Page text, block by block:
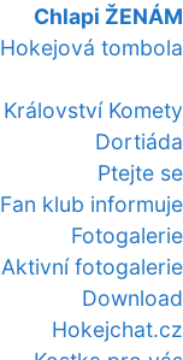
Chlapi ŽENÁM
Hokejová tombola
Království Komety
Dortiáda
Ptejte se
Fan klub informuje
Fotogalerie
Aktivní fotogalerie
Download
Hokejchat.cz